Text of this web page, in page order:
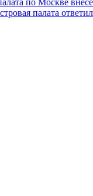
палата